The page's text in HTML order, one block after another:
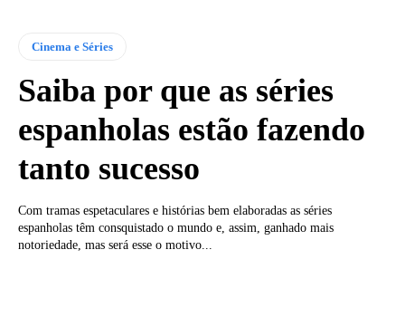
Cinema e Séries
Saiba por que as séries
espanholas estão fazendo
tanto sucesso
Com tramas espetaculares e histórias bem elaboradas as séries
espanholas têm consquistado o mundo e, assim, ganhado mais
notoriedade, mas será esse o motivo...